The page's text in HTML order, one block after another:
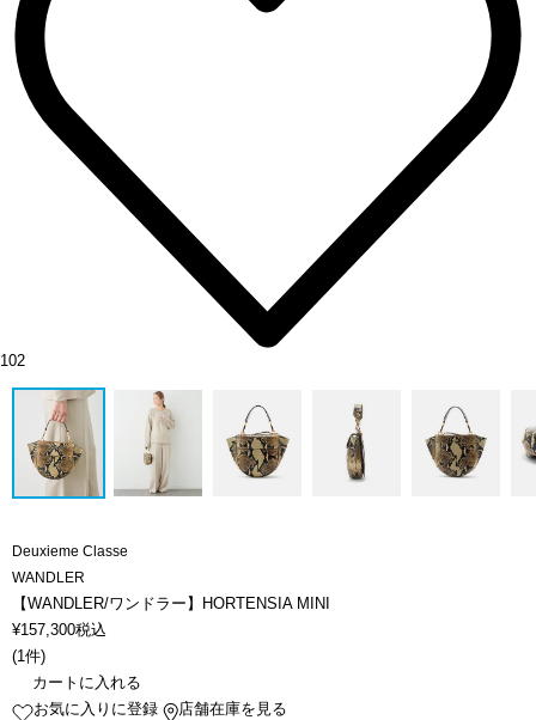
102
Deuxieme Classe
WANDLER
【WANDLER/ワンドラー】HORTENSIA MINI
¥157,300税込
(1件)
カートに入れる
お気に入りに登録
店舗在庫を見る